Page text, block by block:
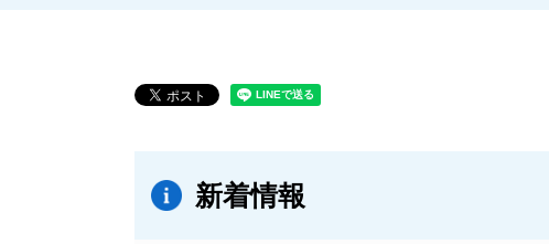
新着情報